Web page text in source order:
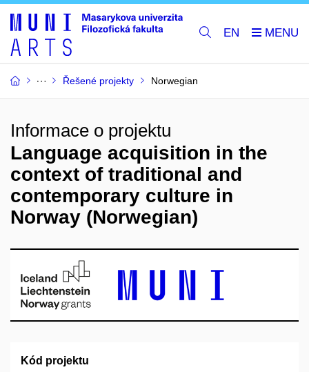
EN
Řešené projekty Norwegian
Informace o projektu
Language acquisition in the
context of traditional and
contemporary culture in
Norway (Norwegian)
Kód projektu